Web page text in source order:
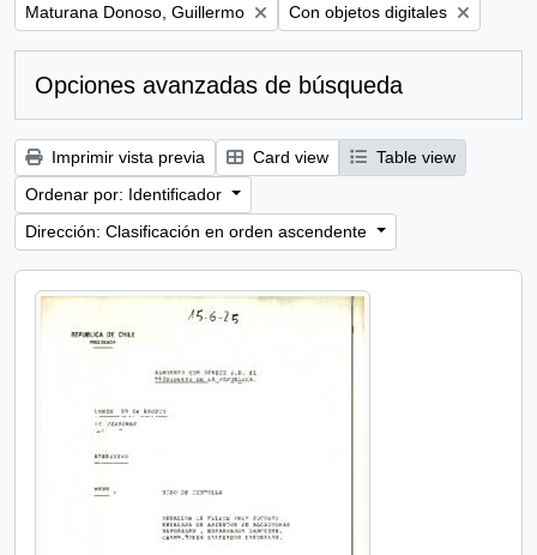
Remove filter:
Maturana Donoso, Guillermo Remove filter:
Con objetos digitales
Opciones avanzadas de búsqueda
Imprimir vista previa Card view
Table view
Ordenar por: Identificador
Dirección: Clasificación en orden ascendente